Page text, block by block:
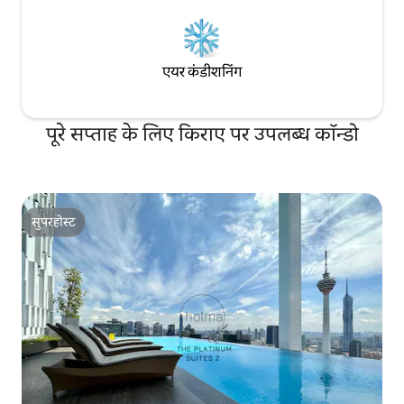
एयर कंडीशनिंग
पूरे सप्ताह के लिए किराए पर उपलब्ध कॉन्डो
सुपरहोस्ट
सुपरहोस्ट